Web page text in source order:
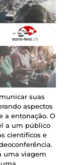
suas
aspectos
a entonação. O
a um público
científicos e
uma viagem